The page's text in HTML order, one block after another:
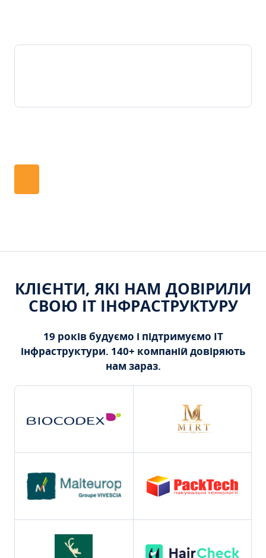
КЛІЄНТИ, ЯКІ НАМ ДОВІРИЛИ
СВОЮ ІТ ІНФРАСТРУКТУРУ
19 років будуємо і підтримуємо ІТ
інфраструктури. 140+ компаній довіряють
нам зараз.